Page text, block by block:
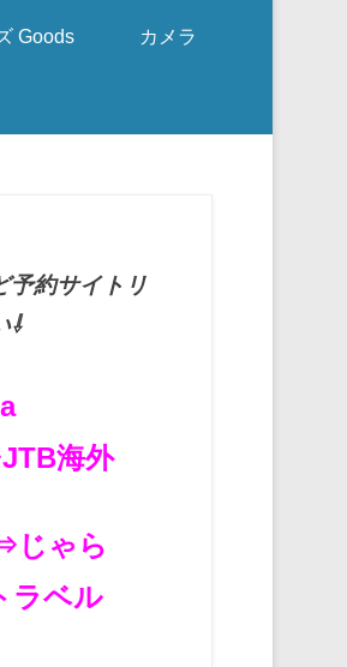
Goods カメラ
予約サイトリ
⇩
海外
じゃら
ラベル